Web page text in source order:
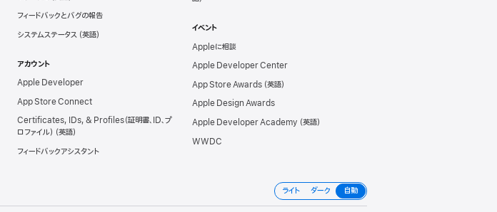
フィードバックとバグの報告
システムステータス
アカウント
Apple Developer
App Store Connect
Certificates, IDs, & Profiles（証明書、ID、プ
ロファイル）
フィードバックアシスタント
イベント
Appleに相談
Apple Developer Center
App Store Awards
Apple Design Awards
Apple Developer Academy
WWDC
ライト ダーク 自動